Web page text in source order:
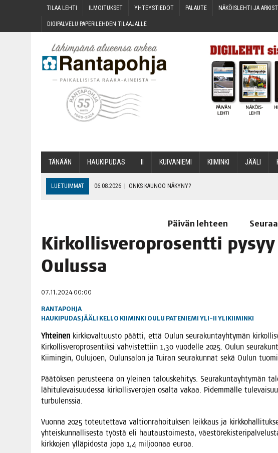
TILAA LEH­TI ILMOI­TUK­SET YHTEYS­TIE­DOT PALAU­TE NÄKÖIS­LEH­TI JA
DIGI­PAL­VE­LU PAPE­RI­LEH­DEN TILAAJALLE
TÄNÄÄN HAU­KI­PU­DAS KUI­VA­NIE­MI KII­MIN­KI JÄÄ­LI
LUETUIMMAT 06.08.2026 | ONKS KAU­NOO NÄKYNY?
OPIN­TOI­HIN KAN­SA­LAIS­OPIS­TOS­SA VOI SAA­DA AVUSTUSTA
06.08.2026 TOI­VEI­DEN KOTI IISTÄ!
06.08.2026 | KII­MIN­KI­PÄI­VÄT JÄR­JES­TE­TÄÄN PERIN­TEI­TÄ KUNNIOITTAEN
Päivän lehteen
Kir­kol­lis­ve­ro­pro­sent­ti
Oulussa
07.11.2024 00:00
RANTAPOHJA
HAUKIPUDASJÄÄLI KELLO KIIMINKI OULU PATENIEMI YLI-II YLIKIIMINKI
Yhtei­nen kirk­ko­val­tuus­to päät­ti, että Oulun seu­ra­kun­tayh­ty­män
Kir­kol­lis­ve­ro­pro­sen­tik­si vah­vis­tet­tiin 1,30 vuo­del­le 2025. Oulun
Kii­min­gin, Oulu­joen, Oulun­sa­lon ja Tui­ran seu­ra­kun­nat sekä Oulun
Pää­tök­sen perus­tee­na on ylei­nen talous­ke­hi­tys. Seu­ra­kun­tayh­ty­män
lähi­tu­le­vai­suu­des­sa kir­kol­lis­ve­ro­jen osal­ta vakaa. Pidem­mäl­le
turbulenssia.
Vuon­na 2025 toteu­tet­ta­va val­tion­ra­hoi­tuk­sen leik­kaus ja
yhteis­kun­nal­li­ses­ta työs­tä eli hau­taus­toi­mes­ta,
kirk­ko­jen yllä­pi­dos­ta jopa 1,4 mil­joo­naa euroa.